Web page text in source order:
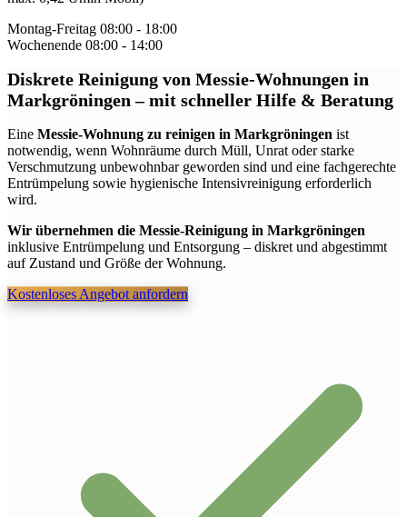
Montag-Freitag 08:00 - 18:00
Wochenende 08:00 - 14:00
Diskrete Reinigung von Messie-Wohnungen in
Markgröningen– mit schneller Hilfe & Beratung
Eine Messie-Wohnung zu reinigen in Markgröningen ist
notwendig, wenn Wohnräume durch Müll, Unrat oder starke
Verschmutzung unbewohnbar geworden sind und eine fachgerechte
Entrümpelung sowie hygienische Intensivreinigung erforderlich
wird.
Wir übernehmen die Messie-Reinigung in Markgröningen
inklusive Entrümpelung und Entsorgung – diskret und abgestimmt
auf Zustand und Größe der Wohnung.
Kostenloses Angebot anfordern